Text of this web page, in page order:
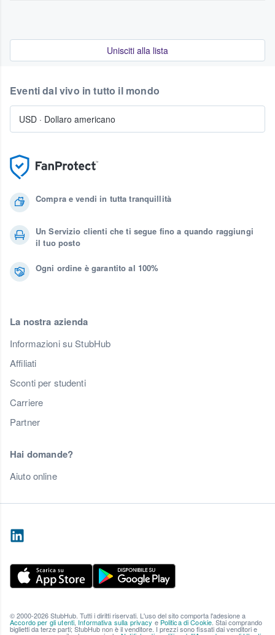
Unisciti alla lista
Compra e vendi in tutta tranquillità
Un Servizio clienti che ti segue fino a quando raggiungi
il tuo posto
Ogni ordine è garantito al 100%
La nostra azienda
Informazioni su StubHub
Affiliati
Sconti per studenti
Carriere
Partner
Hai domande?
Aiuto online
Eventi dal vivo in tutto il mondo
USD · Dollaro americano
© 2000-2026 StubHub. Tutti i diritti riservati. L'uso del sito comporta l'adesione a
Accordo per gli utenti, Informativa sulla privacy e Politica di Cookie. Stai comprando
biglietti da terze parti; StubHub non è il venditore. I prezzi sono fissati dai venditori e